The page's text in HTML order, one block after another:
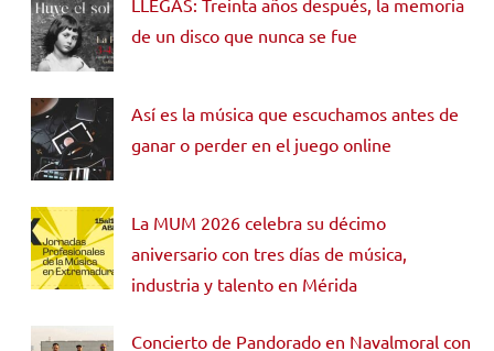
de un disco que nunca se fue
Así es la música que escuchamos antes de
ganar o perder en el juego online
La MUM 2026 celebra su décimo
aniversario con tres días de música,
industria y talento en Mérida
Concierto de Pandorado en Navalmoral con